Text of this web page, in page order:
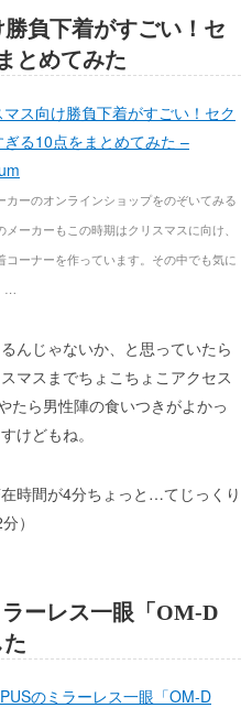
負下着がすごい！セ
とめてみた
マス向け勝負下着がすごい！セク
ぎる10点をまとめてみた –
カーのオンラインショップをのぞいてみる
メーカーもこの時期はクリスマスに向け、
コーナーを作っています。その中でも気に
んじゃないか、と思っていたら
マスまでちょこちょこアクセス
たら男性陣の食いつきがよかっ
けどもね。
時間が4分ちょっと…てじっくり
）
ーレス一眼「OM-D
のミラーレス一眼「OM-D